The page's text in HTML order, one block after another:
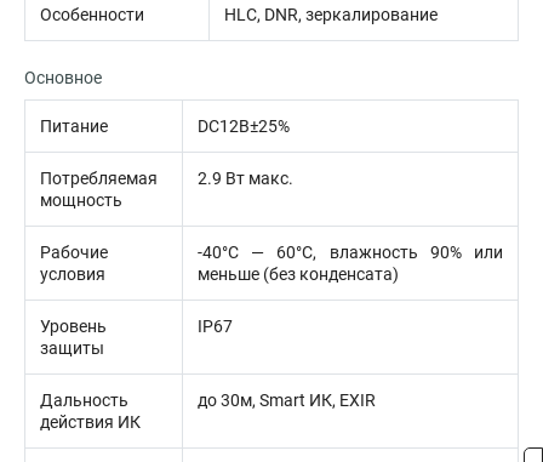
Особенности HLC, DNR, зеркалирование
Основное
Питание DC12В±25%
Потребляемая
мощность
2.9 Вт макс.
Рабочие
условия
-40°С — 60°С, влажность 90% или
меньше (без конденсата)
Уровень
защиты
IP67
Дальность
действия ИК
до 30м, Smart ИК, EXIR